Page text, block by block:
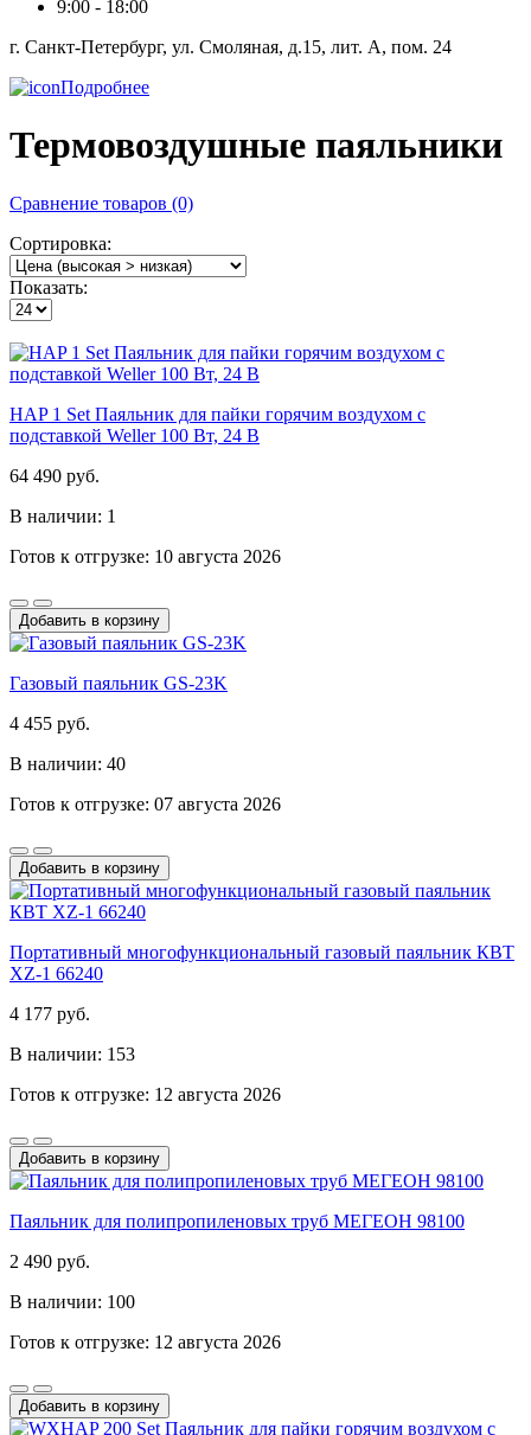
9:00 - 18:00
г. Санкт-Петербург, ул. Смоляная, д.15, лит. А, пом. 24
Подробнее
Термовоздушные паяльники
Сравнение товаров (0)
Сортировка:
Показать:
HAP 1 Set Паяльник для пайки горячим воздухом с
подставкой Weller 100 Вт, 24 В
64 490 руб.
В наличии: 1
Готов к отгрузке: 10 августа 2026
Добавить в корзину
Газовый паяльник GS-23K
4 455 руб.
В наличии: 40
Готов к отгрузке: 07 августа 2026
Добавить в корзину
Портативный многофункциональный газовый паяльник КВТ
XZ-1 66240
4 177 руб.
В наличии: 153
Готов к отгрузке: 12 августа 2026
Добавить в корзину
Паяльник для полипропиленовых труб МЕГЕОН 98100
2 490 руб.
В наличии: 100
Готов к отгрузке: 12 августа 2026
Добавить в корзину